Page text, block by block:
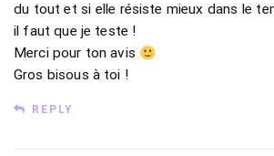
du tout et si elle résiste mieux dans le
il faut que je teste !
Merci pour ton avis
Gros bisous à toi !
REPLY